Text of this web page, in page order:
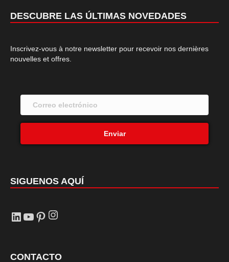
DESCUBRE LAS ÚLTIMAS NOVEDADES
Inscrivez-vous à notre newsletter pour recevoir nos dernières
nouvelles et offres.
Enviar
SIGUENOS AQUÍ
LinkedIn
YouTube
Pinterest
Instagram
CONTACTO